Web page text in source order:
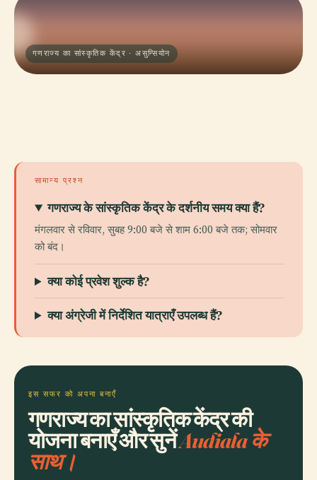
गणराज्य का सांस्कृतिक केंद्र · असुन्सियोन
सामान्य प्रश्न
गणराज्य के सांस्कृतिक केंद्र के दर्शनीय समय क्या हैं?
मंगलवार से रविवार, सुबह 9:00 बजे से शाम 6:00 बजे तक; सोमवार
को बंद।
क्या कोई प्रवेश शुल्क है?
क्या अंग्रेजी में निर्देशित यात्राएँ उपलब्ध हैं?
इस सफर को अपना बनाएँ
गणराज्य का सांस्कृतिक केंद्र की
योजना बनाएँ और सुनेंAudiala के
साथ।